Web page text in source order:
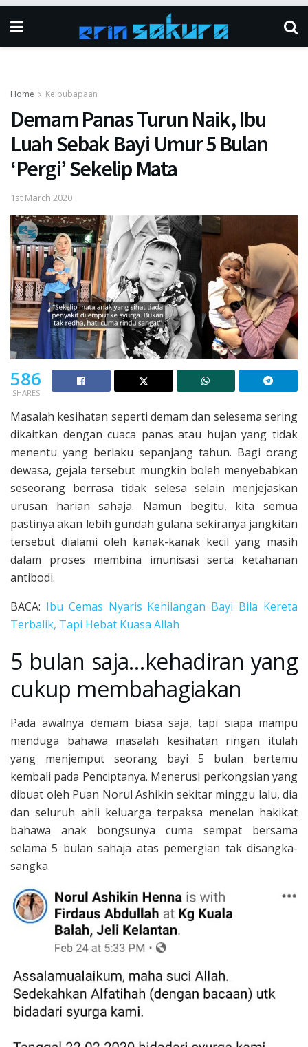
Home Keibubapaan
Demam Panas Turun Naik, Ibu
Luah Sebak Bayi Umur 5 Bulan
‘Pergi’ Sekelip Mata
1st March 2020
586
SHARES
Masalah kesihatan seperti demam dan selesema sering
dikaitkan dengan cuaca panas atau hujan yang tidak
menentu yang berlaku sepanjang tahun. Bagi orang
dewasa, gejala tersebut mungkin boleh menyebabkan
seseorang berrasa tidak selesa selain menjejaskan
urusan harian sahaja. Namun begitu, kita semua
pastinya akan lebih gundah gulana sekiranya jangkitan
tersebut dialami oleh kanak-kanak kecil yang masih
dalam proses membina imunisasi serta ketahanan
antibodi.
BACA: Ibu Cemas Nyaris Kehilangan Bayi Bila Kereta
Terbalik, Tapi Hebat Kuasa Allah
5 bulan saja…kehadiran yang
cukup membahagiakan
Pada awalnya demam biasa saja, tapi siapa mampu
menduga bahawa masalah kesihatan ringan itulah
yang menjemput seorang bayi 5 bulan bertemu
kembali pada Penciptanya. Menerusi perkongsian yang
dibuat oleh Puan Norul Ashikin sekitar minggu lalu, dia
dan seluruh ahli keluarga terpaksa menelan hakikat
bahawa anak bongsunya cuma sempat bersama
selama 5 bulan sahaja atas pemergian tak disangka-
sangka.